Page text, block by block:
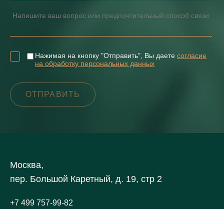
Нажимая на кнопку "Отправить", Вы даете согласие
на обработку персональных данных
Москва,
пер. Большой Каретный, д. 19, стр 2
+7 499 757-99-82